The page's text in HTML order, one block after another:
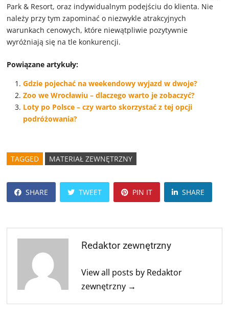
Park & Resort, oraz indywidualnym podejściu do klienta. Nie
należy przy tym zapominać o niezwykle atrakcyjnych
warunkach cenowych, które niewątpliwie pozytywnie
wyróżniają się na tle konkurencji.
Powiązane artykuły:
Gdzie pojechać na weekendowy wyjazd w dwoje?
Zoo we Wrocławiu – dlaczego warto je zobaczyć?
Loty po Polsce – czy warto skorzystać z tej opcji
podróżowania?
TAGGED MATERIAŁ ZEWNĘTRZNY
SHARE TWEET PIN IT SHARE
Redaktor zewnętrzny
View all posts by Redaktor
zewnętrzny →